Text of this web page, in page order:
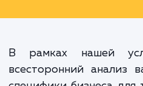
вашей
отзывчивой,